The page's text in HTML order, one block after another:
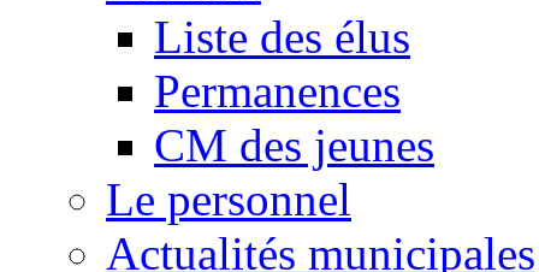
Liste des élus
Permanences
CM des jeunes
Le personnel
Actualités municipales